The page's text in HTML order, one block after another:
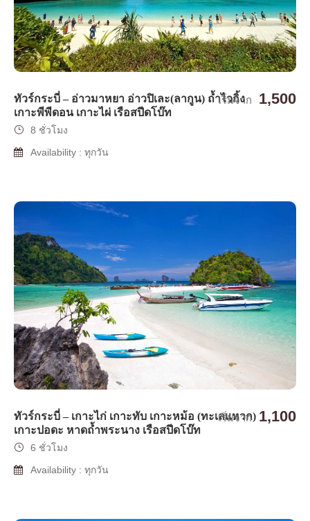
ทัวร์กระบี่ – อ่าวมาหยา อ่าวปิเละ(ลากูน) ถ้ำไวกิ้ง
เกาะพีพีดอน เกาะไผ่ เรือสปีดโบ๊ท
เริ่มจาก 1,500
8 ชั่วโมง
Availability : ทุกวัน
ทัวร์กระบี่ – เกาะไก่ เกาะทับ เกาะหม้อ (ทะเลแหวก)
เกาะปอดะ หาดถ้ำพระนาง เรือสปีดโบ๊ท
เริ่มจาก 1,100
6 ชั่วโมง
Availability : ทุกวัน